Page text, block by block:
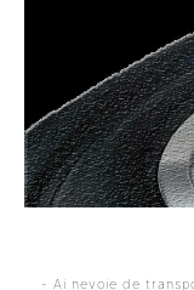
- Ai nevoie de